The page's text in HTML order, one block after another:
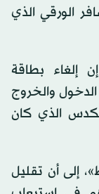
الورقي الذي
إلغاء بطاقة
والخروج
الذي كان
إلى أن تقليل